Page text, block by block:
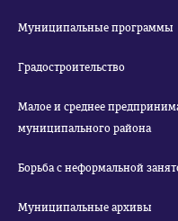
Муниципальные программы
Градостроительство
Малое и среднее
муниципального района
Борьба с неформальной
Муниципальные архивы